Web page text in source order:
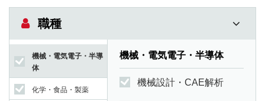
職種
機械・電気電子・半導
体
化学・食品・製薬
機械・電気電子・半導体
機械設計・CAE解析